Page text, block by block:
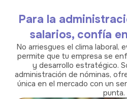
Para la
salarios, confía
No arriesgues el clima laboral,
permite que tu empresa se
y desarrollo estratégico.
administración de nóminas,
única en el mercado con un
punta.